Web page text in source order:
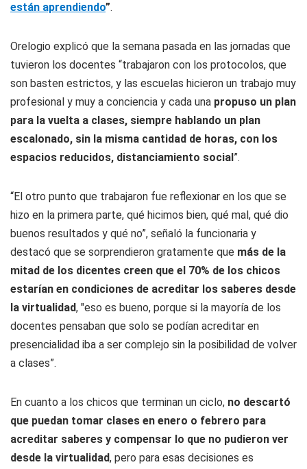
están aprendiendo”.
Orelogio explicó que la semana pasada en las jornadas que
tuvieron los docentes “trabajaron con los protocolos, que
son basten estrictos, y las escuelas hicieron un trabajo muy
profesional y muy a conciencia y cada una propuso un plan
para la vuelta a clases, siempre hablando un plan
escalonado, sin la misma cantidad de horas, con los
espacios reducidos, distanciamiento social”.
“El otro punto que trabajaron fue reflexionar en los que se
hizo en la primera parte, qué hicimos bien, qué mal, qué dio
buenos resultados y qué no”, señaló la funcionaria y
destacó que se sorprendieron gratamente que más de la
mitad de los dicentes creen que el 70% de los chicos
estarían en condiciones de acreditar los saberes desde
la virtualidad, "eso es bueno, porque si la mayoría de los
docentes pensaban que solo se podían acreditar en
presencialidad iba a ser complejo sin la posibilidad de volver
a clases”.
En cuanto a los chicos que terminan un ciclo, no descartó
que puedan tomar clases en enero o febrero para
acreditar saberes y compensar lo que no pudieron ver
desde la virtualidad, pero para esas decisiones es